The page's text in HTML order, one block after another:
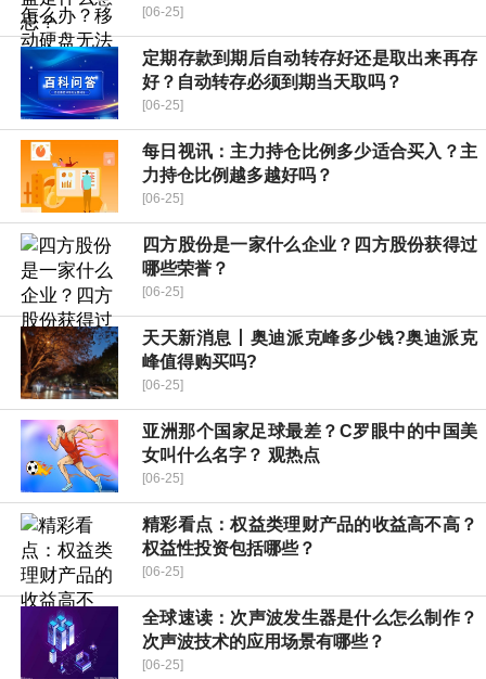
[06-25]
定期存款到期后自动转存好还是取出来再存
好？自动转存必须到期当天取吗？
[06-25]
每日视讯：主力持仓比例多少适合买入？主
力持仓比例越多越好吗？
[06-25]
四方股份是一家什么企业？四方股份获得过
哪些荣誉？
[06-25]
天天新消息丨奥迪派克峰多少钱?奥迪派克
峰值得购买吗?
[06-25]
亚洲那个国家足球最差？C罗眼中的中国美
女叫什么名字？ 观热点
[06-25]
精彩看点：权益类理财产品的收益高不高？
权益性投资包括哪些？
[06-25]
全球速读：次声波发生器是什么怎么制作？
次声波技术的应用场景有哪些？
[06-25]